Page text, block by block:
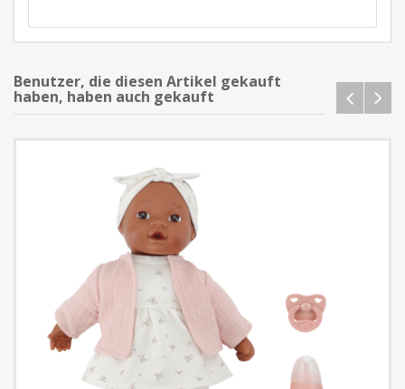
Benutzer, die diesen Artikel gekauft
haben, haben auch gekauft